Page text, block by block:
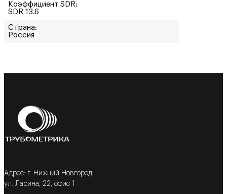
Коэффициент SDR:
SDR 13.6
Страна:
Россия
Адрес: г. Нижний Новгород,
ул. Ларина, 22, офис 1